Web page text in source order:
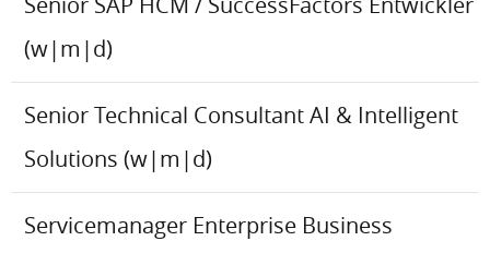
(w|m|d)
Senior Technical Consultant AI & Intelligent
Solutions (w|m|d)
Servicemanager Enterprise Business